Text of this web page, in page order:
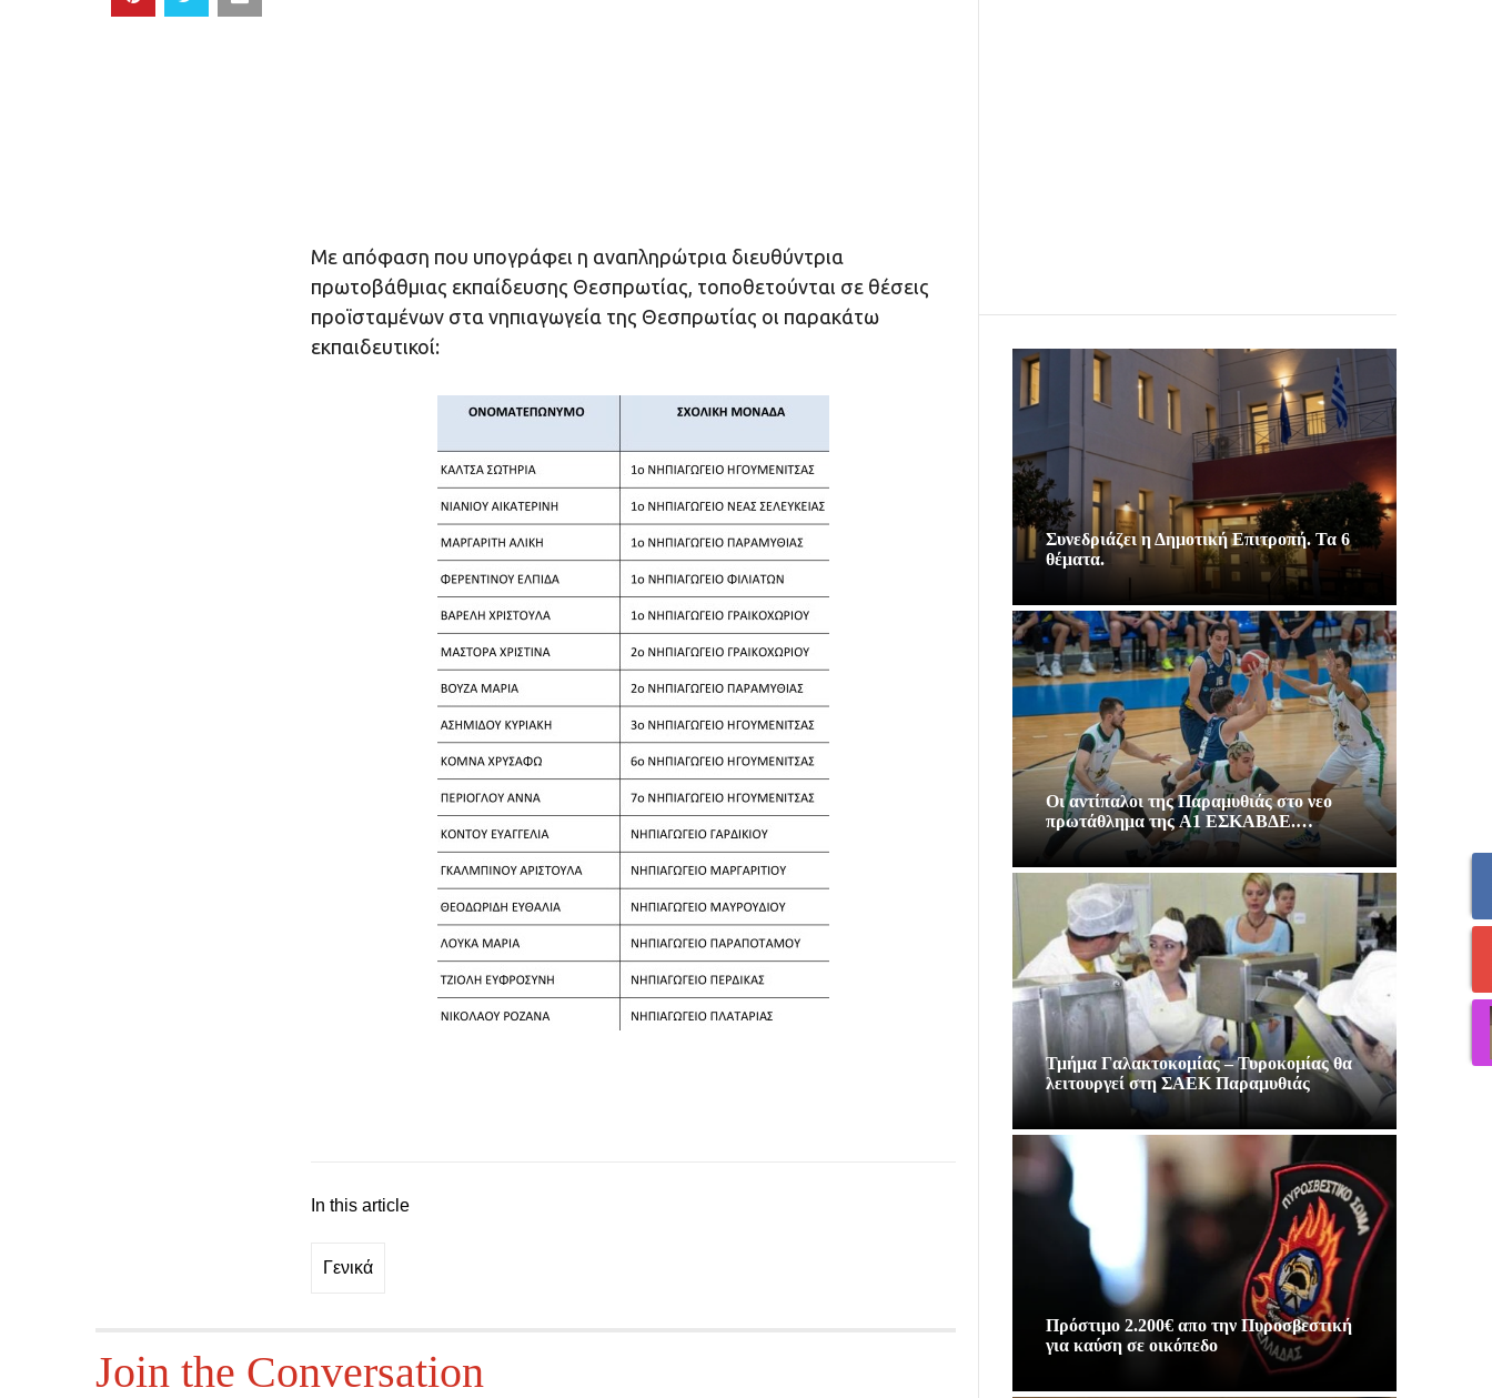
Με απόφαση που υπογράφει η αναπληρώτρια διευθύντρια
πρωτοβάθμιας εκπαίδευσης Θεσπρωτίας, τοποθετούνται σε θέσεις
προϊσταμένων στα νηπιαγωγεία της Θεσπρωτίας οι παρακάτω
εκπαιδευτικοί:
In this article
Γενικά
Join the Conversation
Συνεδριάζει η Δημοτική Επιτροπή. Τα 6
θέματα.
Οι αντίπαλοι της Παραμυθιάς στο νεο
πρωτάθλημα της A1 ΕΣΚΑΒΔΕ.…
Τμήμα Γαλακτοκομίας – Τυροκομίας θα
λειτουργεί στη ΣΑΕΚ Παραμυθιάς
Πρόστιμο 2.200€ απο την Πυροσβεστική
για καύση σε οικόπεδο